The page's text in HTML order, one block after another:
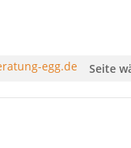
Seite